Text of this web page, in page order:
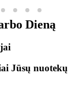
Dieną
Jūsų nuotekų